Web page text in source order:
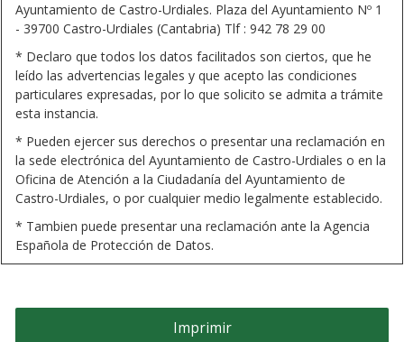
Ayuntamiento de Castro-Urdiales. Plaza del Ayuntamiento Nº 1
- 39700 Castro-Urdiales (Cantabria) Tlf : 942 78 29 00
* Declaro que todos los datos facilitados son ciertos, que he
leído las advertencias legales y que acepto las condiciones
particulares expresadas, por lo que solicito se admita a trámite
esta instancia.
* Pueden ejercer sus derechos o presentar una reclamación en
la sede electrónica del Ayuntamiento de Castro-Urdiales o en la
Oficina de Atención a la Ciudadanía del Ayuntamiento de
Castro-Urdiales, o por cualquier medio legalmente establecido.
* Tambien puede presentar una reclamación ante la Agencia
Española de Protección de Datos.